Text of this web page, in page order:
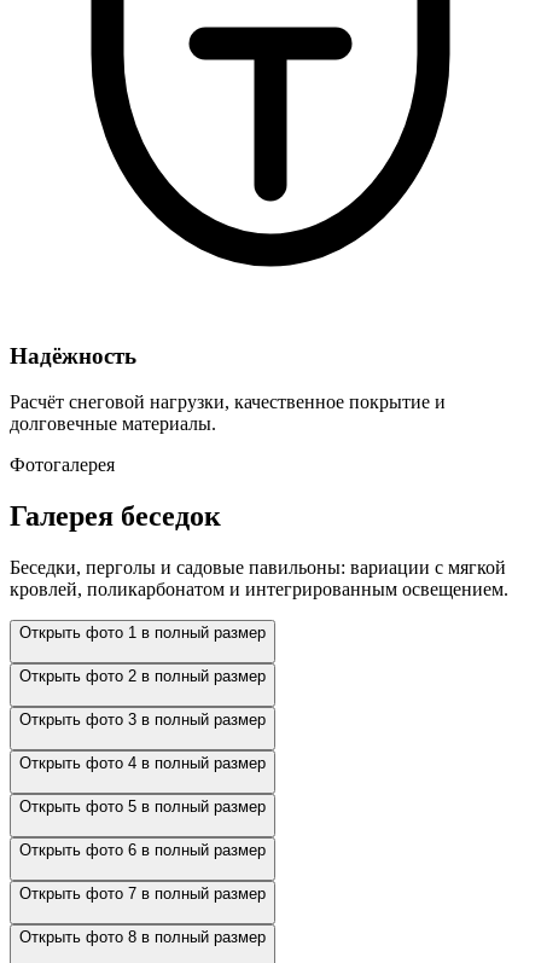
Надёжность
Расчёт снеговой нагрузки, качественное покрытие и
долговечные материалы.
Фотогалерея
Галерея беседок
Беседки, перголы и садовые павильоны: вариации с мягкой
кровлей, поликарбонатом и интегрированным освещением.
Открыть фото 1 в полный размер
Открыть фото 2 в полный размер
Открыть фото 3 в полный размер
Открыть фото 4 в полный размер
Открыть фото 5 в полный размер
Открыть фото 6 в полный размер
Открыть фото 7 в полный размер
Открыть фото 8 в полный размер